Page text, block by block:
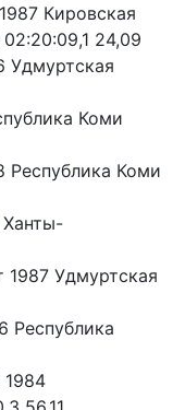
Кировская
24,09
Удмуртская
Коми
Республика Коми
Ханты-
1987 Удмуртская
Республика
1984